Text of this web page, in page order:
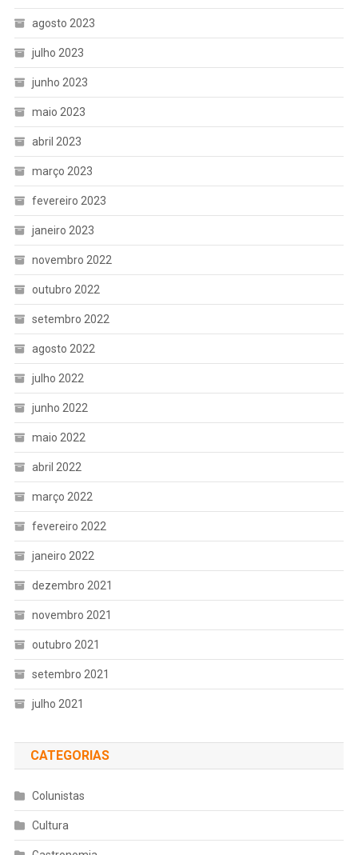
agosto 2023
julho 2023
junho 2023
maio 2023
abril 2023
março 2023
fevereiro 2023
janeiro 2023
novembro 2022
outubro 2022
setembro 2022
agosto 2022
julho 2022
junho 2022
maio 2022
abril 2022
março 2022
fevereiro 2022
janeiro 2022
dezembro 2021
novembro 2021
outubro 2021
setembro 2021
julho 2021
CATEGORIAS
Colunistas
Cultura